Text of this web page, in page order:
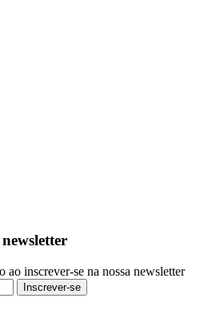
ao inscrever-se na nossa newsletter
Inscrever-se